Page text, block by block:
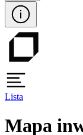
Lista
Mapa